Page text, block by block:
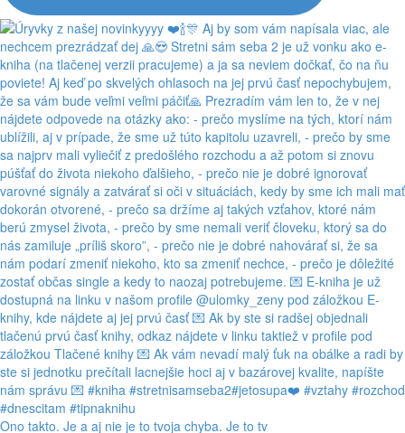
Ono takto. Je a aj nie je to tvoja chyba. Je to tv